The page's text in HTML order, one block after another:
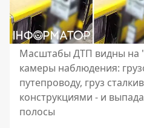
Масштабы ДТП видны на
камеры наблюдения:
путепроводу, груз
конструкциями - и
полосы